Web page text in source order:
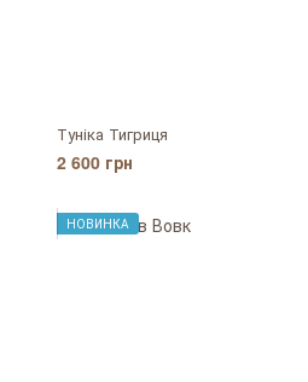
Туніка Тигриця
2 600 грн
НОВИНКА